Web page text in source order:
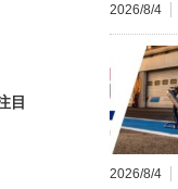
目
2026/8/4
2026/8/4